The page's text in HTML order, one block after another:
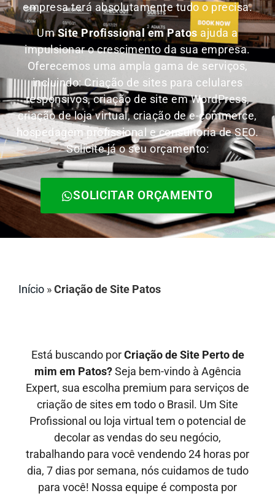
empresa terá absolutamente tudo o precisa.
UmSite Profissional em Patos ajuda a
impulsionar o crescimento da sua empresa.
Oferecemos uma ampla gama de serviços,
incluindo: Criação de sites para celulares
responsivos, criação de site em WordPress,
criação de loja virtual, criação de e-commerce,
hospedagem profissional e consultoria de SEO.
Solicite já o seu orçamento:
SOLICITAR ORÇAMENTO
Início »Criação de Site Patos
Está buscando porCriação de Site Perto de
mim em Patos?Seja bem-vindo à Agência
Expert, sua escolha premium para serviços de
criação de sites em todo o Brasil. Um Site
Profissional ou loja virtual tem o potencial de
decolar as vendas do seu negócio,
trabalhando para você vendendo 24 horas por
dia, 7 dias por semana, nós cuidamos de tudo
para você! Nossa equipe é composta por